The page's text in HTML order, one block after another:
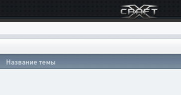
Название темы